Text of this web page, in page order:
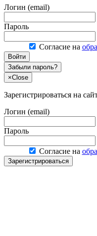
Логин (email)
Пароль
Согласие на
Войти
Забыли пароль?
×Close
Зарегистрироваться на
Логин (email)
Пароль
Согласие на
Зарегистрироваться